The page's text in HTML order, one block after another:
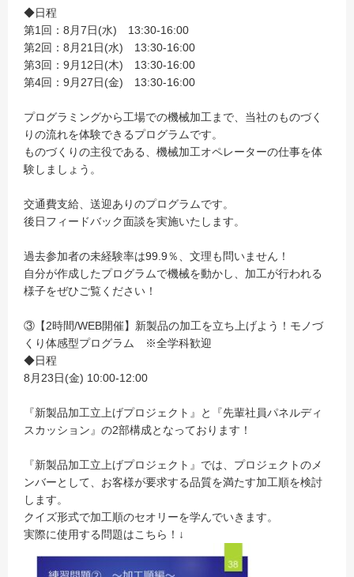
◆日程
第1回：8月7日(水) 13:30-16:00
第2回：8月21日(水) 13:30-16:00
第3回：9月12日(木) 13:30-16:00
第4回：9月27日(金) 13:30-16:00
プログラミングから工場での機械加工まで、当社のものづく
りの流れを体験できるプログラムです。
ものづくりの主役である、機械加工オペレーターの仕事を体
験しましょう。
交通費支給、送迎ありのプログラムです。
後日フィードバック面談を実施いたします。
過去参加者の未経験率は99.9％、文理も問いません！
自分が作成したプログラムで機械を動かし、加工が行われる
様子をぜひご覧ください！
③【2時間/WEB開催】新製品の加工を立ち上げよう！モノづ
くり体感型プログラム ※全学科歓迎
◆日程
8月23日(金) 10:00-12:00
『新製品加工立上げプロジェクト』と『先輩社員パネルディ
スカッション』の2部構成となっております！
『新製品加工立上げプロジェクト』では、プロジェクトのメ
ンバーとして、お客様が要求する品質を満たす加工順を検討
します。
クイズ形式で加工順のセオリーを学んでいきます。
実際に使用する問題はこちら！↓